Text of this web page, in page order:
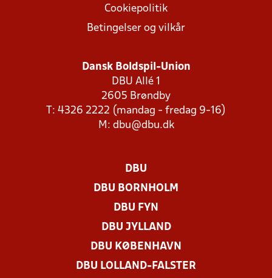
Cookiepolitik
Betingelser og vilkår
Dansk Boldspil-Union
DBU Allé 1
2605 Brøndby
T: 4326 2222 (mandag - fredag 9-16)
M: dbu@dbu.dk
DBU
DBU BORNHOLM
DBU FYN
DBU JYLLAND
DBU KØBENHAVN
DBU LOLLAND-FALSTER